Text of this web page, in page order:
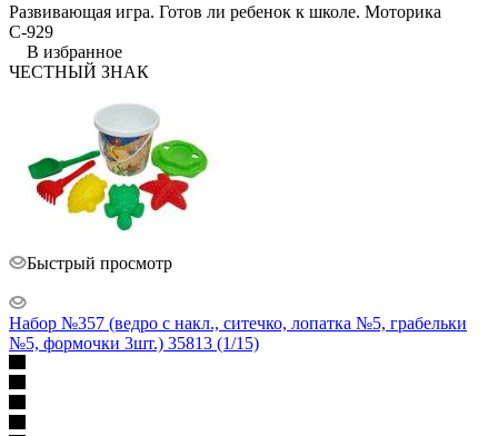
Развивающая игра. Готов ли ребенок к школе. Моторика
С-929
В избранное
ЧЕСТНЫЙ ЗНАК
Быстрый просмотр
Набор №357 (ведро с накл., ситечко, лопатка №5, грабельки
№5, формочки 3шт.) 35813 (1/15)